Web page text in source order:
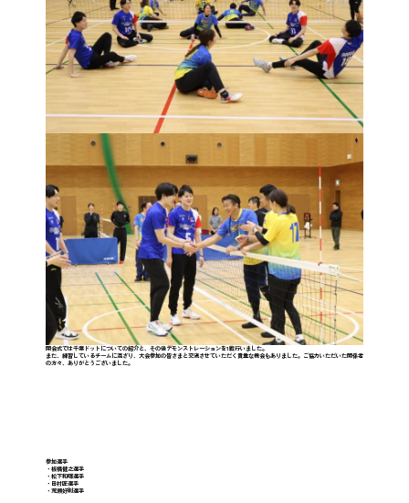
開会式では千葉ドットについての紹介と、その後デモンストレーションを1戦行いました。
また、練習しているチームに混ざり、大会参加の皆さまと交流させていただく貴重な機会もありました。ご協力いただいた関係者
の方々、ありがとうございました。
参加選手
・板橋健之選手
・松下和暉選手
・田村匠選手
・荒瀬好則選手